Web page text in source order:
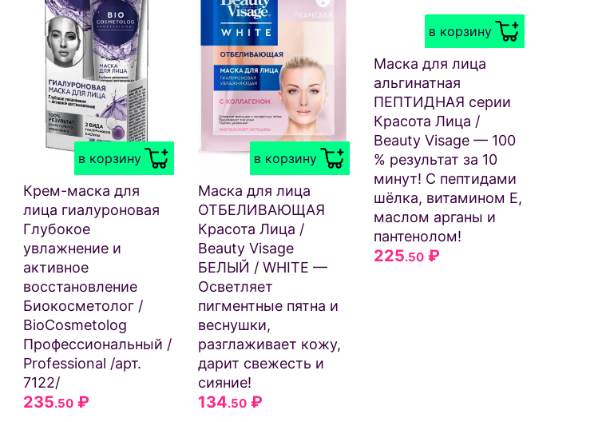
в корзину
Крем-маска для
лица гиалуроновая
Глубокое
увлажнение и
активное
восстановление
Биокосметолог /
BioCosmetolog
Профессиональный /
Professional /арт.
7122/
235.50₽
в корзину
Маска для лица
ОТБЕЛИВАЮЩАЯ
Красота Лица /
Beauty Visage
БЕЛЫЙ / WHITE —
Осветляет
пигментные пятна и
веснушки,
разглаживает кожу,
дарит свежесть и
сияние!
134.50 ₽
в корзину
Маска для лица
альгинатная
ПЕПТИДНАЯ серии
Красота Лица /
Beauty Visage — 100
% результат за 10
минут! С пептидами
шёлка, витамином Е,
маслом арганы и
пантенолом!
225.50₽